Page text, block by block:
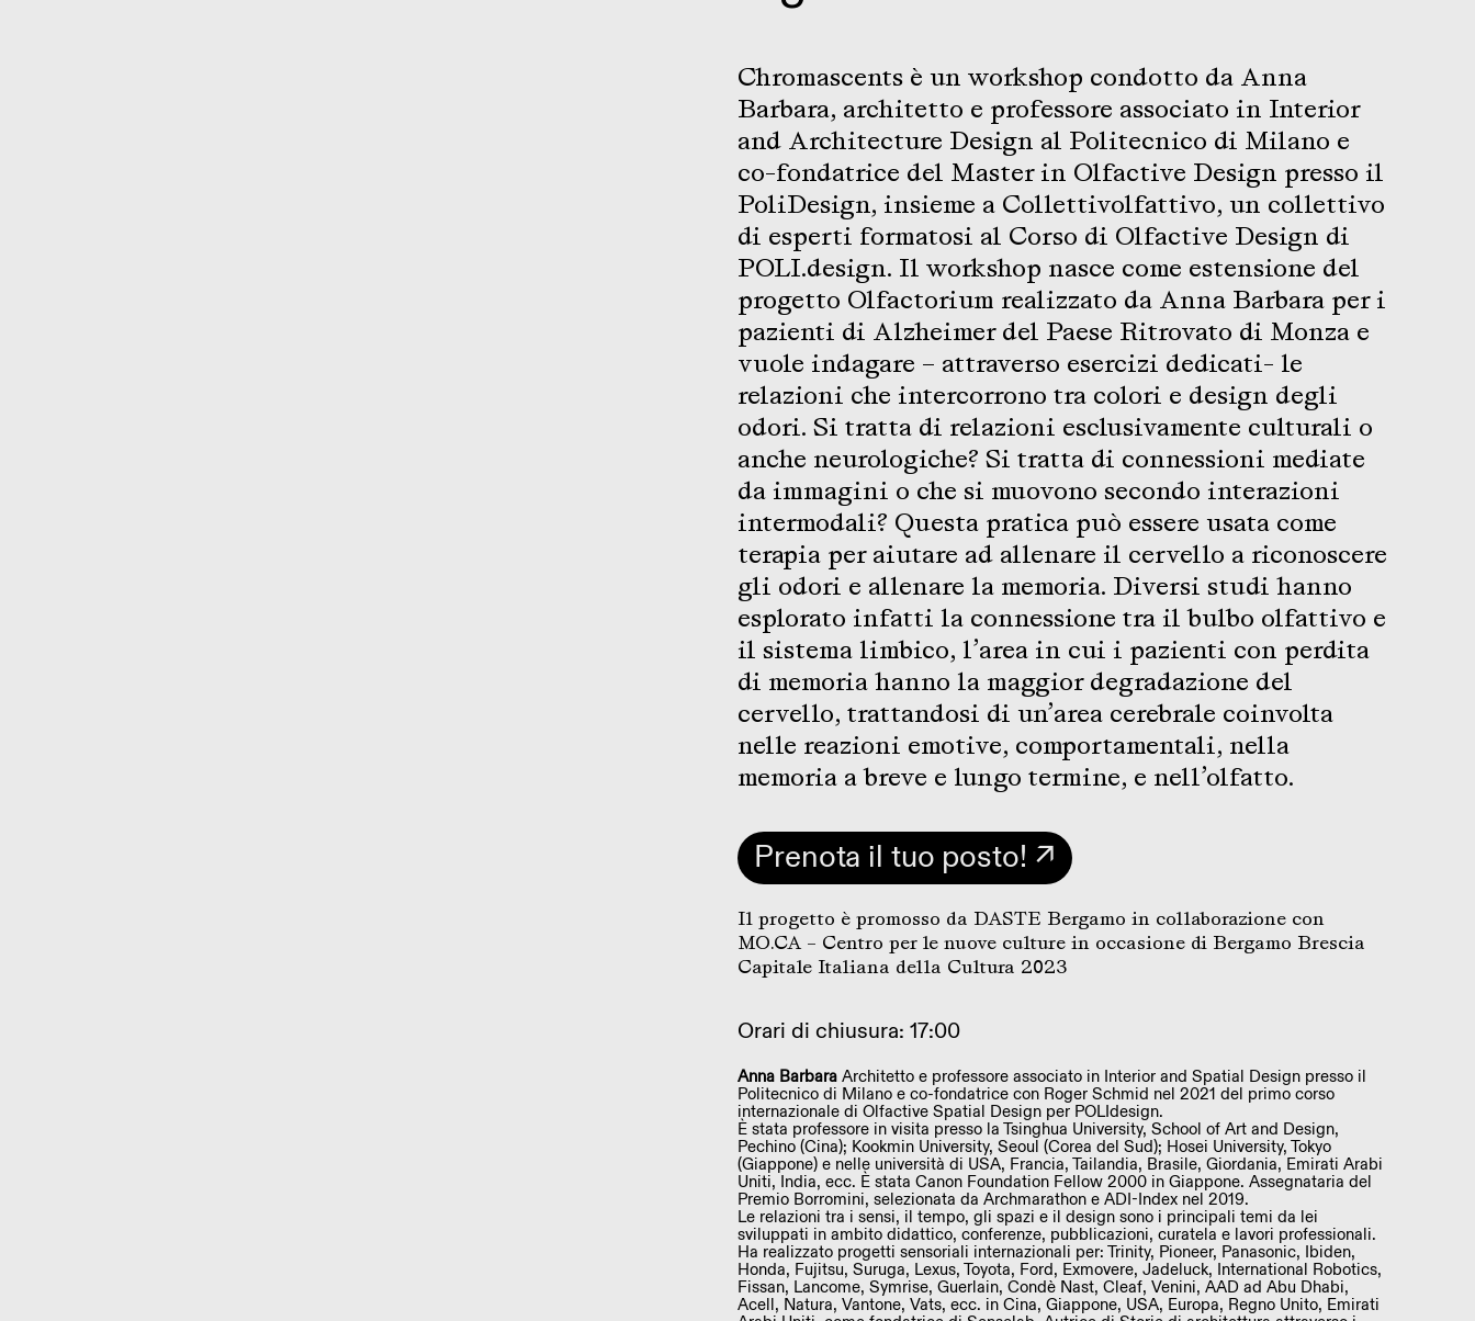
Chromascents è un workshop condotto da Anna
Barbara, architetto e professore associato in Interior
and Architecture Design al Politecnico di Milano e
co-fondatrice del Master in Olfactive Design presso il
PoliDesign, insieme a Collettivolfattivo, un collettivo
di esperti formatosi al Corso di Olfactive Design di
POLI.design. Il workshop nasce come estensione del
progetto Olfactorium realizzato da Anna Barbara per i
pazienti di Alzheimer del Paese Ritrovato di Monza e
vuole indagare – attraverso esercizi dedicati- le
relazioni che intercorrono tra colori e design degli
odori. Si tratta di relazioni esclusivamente culturali o
anche neurologiche? Si tratta di connessioni mediate
da immagini o che si muovono secondo interazioni
intermodali? Questa pratica può essere usata come
terapia per aiutare ad allenare il cervello a riconoscere
gli odori e allenare la memoria. Diversi studi hanno
esplorato infatti la connessione tra il bulbo olfattivo e
il sistema limbico, l’area in cui i pazienti con perdita
di memoria hanno la maggior degradazione del
cervello, trattandosi di un’area cerebrale coinvolta
nelle reazioni emotive, comportamentali, nella
memoria a breve e lungo termine, e nell’olfatto.
Prenota il tuo posto! ↗
Il progetto è promosso da DASTE Bergamo in collaborazione con
MO.CA – Centro per le nuove culture in occasione di Bergamo Brescia
Capitale Italiana della Cultura 2023
Orari di chiusura: 17:00
Anna Barbara Architetto e professore associato in Interior and Spatial Design presso il
Politecnico di Milano e co-fondatrice con Roger Schmid nel 2021 del primo corso
internazionale di Olfactive Spatial Design per POLIdesign.
È stata professore in visita presso la Tsinghua University, School of Art and Design,
Pechino (Cina); Kookmin University, Seoul (Corea del Sud); Hosei University, Tokyo
(Giappone) e nelle università di USA, Francia, Tailandia, Brasile, Giordania, Emirati Arabi
Uniti, India, ecc. È stata Canon Foundation Fellow 2000 in Giappone. Assegnataria del
Premio Borromini, selezionata da Archmarathon e ADI-Index nel 2019.
Le relazioni tra i sensi, il tempo, gli spazi e il design sono i principali temi da lei
sviluppati in ambito didattico, conferenze, pubblicazioni, curatela e lavori professionali.
Ha realizzato progetti sensoriali internazionali per: Trinity, Pioneer, Panasonic, Ibiden,
Honda, Fujitsu, Suruga, Lexus, Toyota, Ford, Exmovere, Jadeluck, International Robotics,
Fissan, Lancome, Symrise, Guerlain, Condè Nast, Cleaf, Venini, AAD ad Abu Dhabi,
Acell, Natura, Vantone, Vats, ecc. in Cina, Giappone, USA, Europa, Regno Unito, Emirati